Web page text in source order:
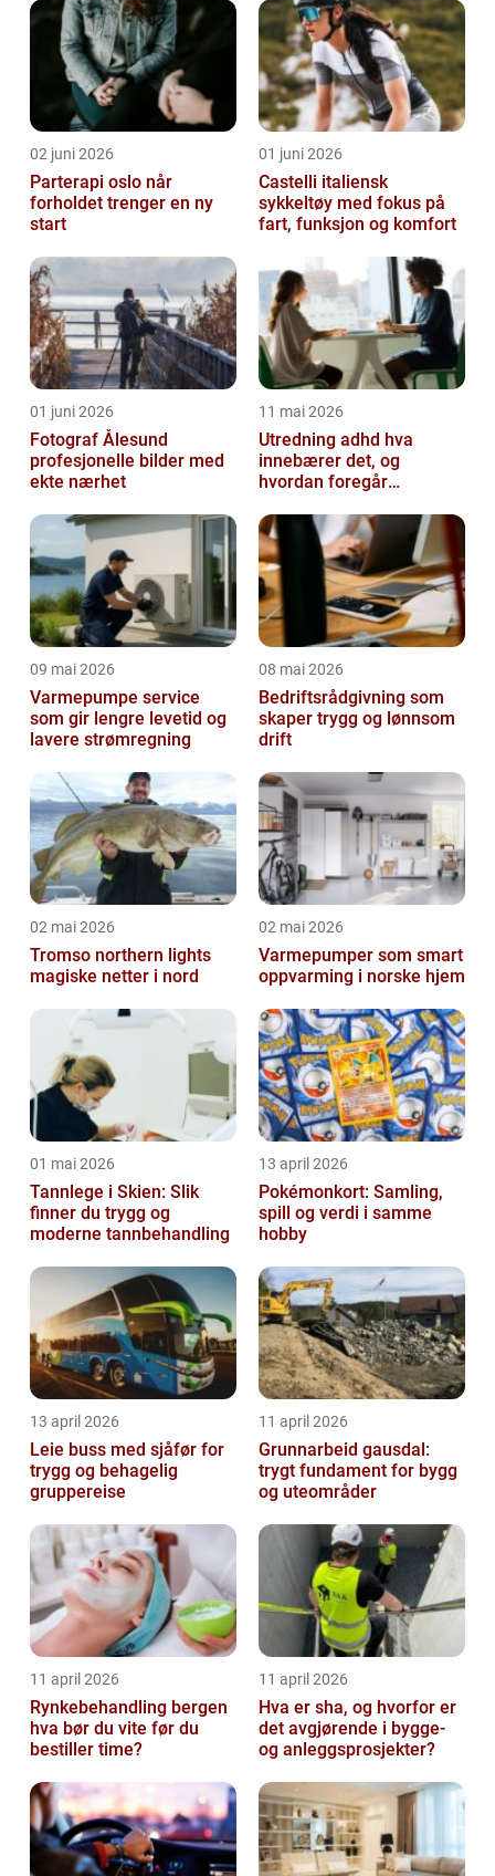
02 juni 2026
Parterapi oslo når
forholdet trenger en ny
start
01 juni 2026
Castelli italiensk
sykkeltøy med fokus på
fart, funksjon og komfort
01 juni 2026
Fotograf Ålesund
profesjonelle bilder med
ekte nærhet
11 mai 2026
Utredning adhd hva
innebærer det, og
hvordan foregår
09 mai 2026
Varmepumpe service
som gir lengre levetid og
lavere strømregning
08 mai 2026
Bedriftsrådgivning som
skaper trygg og lønnsom
drift
02 mai 2026
Tromso northern lights
magiske netter i nord
02 mai 2026
Varmepumper som smart
oppvarming i norske hjem
01 mai 2026
Tannlege i Skien: Slik
finner du trygg og
moderne tannbehandling
13 april 2026
Pokémonkort: Samling,
spill og verdi i samme
hobby
13 april 2026
Leie buss med sjåfør for
trygg og behagelig
gruppereise
11 april 2026
Grunnarbeid gausdal:
trygt fundament for bygg
og uteområder
11 april 2026
Rynkebehandling bergen
hva bør du vite før du
bestiller time?
11 april 2026
Hva er sha, og hvorfor er
det avgjørende i bygge-
og anleggsprosjekter?